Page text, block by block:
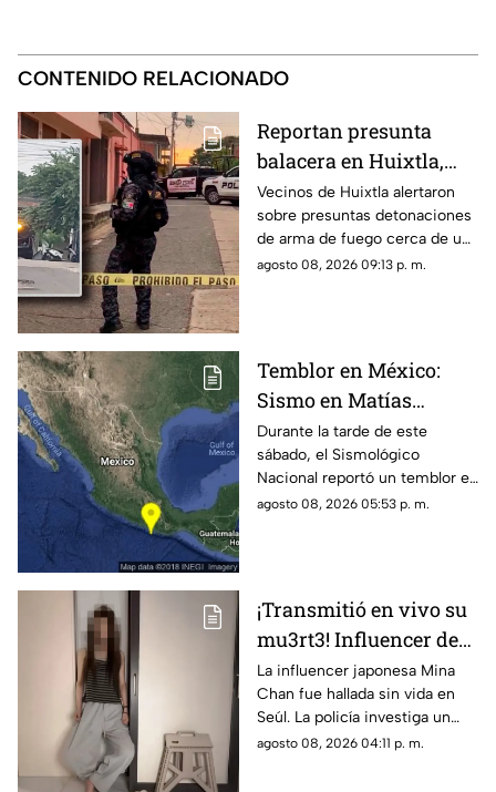
CONTENIDO RELACIONADO
Reportan presunta
balacera en Huixtla,
Chiapas: Vecinos
alertan por
detonaciones de fuego
Vecinos de Huixtla alertaron
sobre presuntas detonaciones
de arma de fuego cerca de una
bodega de café. Circulan
agosto 08, 2026 09:13 p. m.
Temblor en México:
Sismo en Matías
Romero, Oaxaca, hoy 8
de agosto de 2026
Durante la tarde de este
sábado, el Sismológico
Nacional reportó un temblor en
México hoy, con epicentro en
agosto 08, 2026 05:53 p. m.
¡Transmitió en vivo su
mu3rt3! Influencer de
k-pop Mina Chan
estaba en su
departamento de Seúl
La influencer japonesa Mina
Chan fue hallada sin vida en
Seúl. La policía investiga un
posible suicidio tras una alerta
agosto 08, 2026 04:11 p. m.